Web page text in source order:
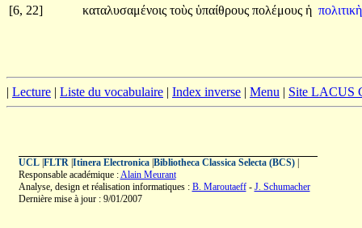
[6, 22]
καταλυσαμένοις τοὺς ὑπαίθρους πολέμους ἡ
| Lecture | Liste du vocabulaire | Index inverse | Menu | Site LACUS
UCL| FLTR| Itinera Electronica| Bibliotheca Classica Selecta (BCS)|
Responsable académique :Alain Meurant
Analyse, design et réalisation informatiques : B. Maroutaeff- J. Schumacher
Dernière mise à jour : 9/01/2007